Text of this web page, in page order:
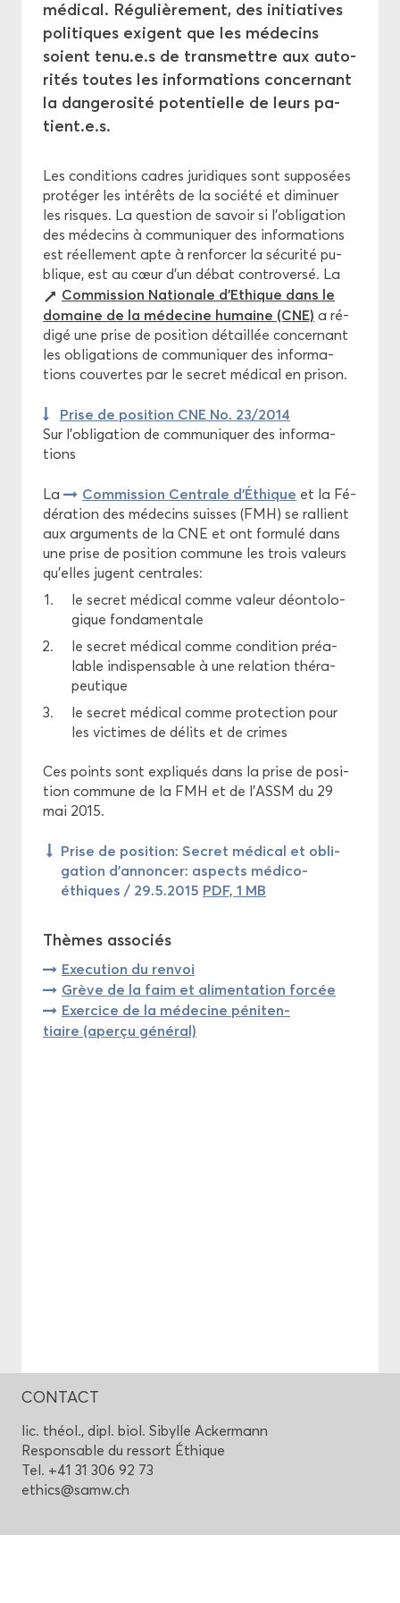
Di­rec­tives
Com­mis­sion Cen­trale d'Éthique
mé­di­cal. Ré­gu­liè­re­ment, des ini­tia­tives
po­li­tiques exigent que les mé­de­cins
soient tenu.e.s de trans­mettre aux au­to­
ri­tés toutes les in­for­ma­tions concer­nant
la dan­ge­ro­si­té po­ten­tielle de leurs pa­
tient.e.s.
Les condi­tions cadres ju­ri­diques sont sup­po­sées
pro­té­ger les in­té­rêts de la so­cié­té et di­mi­nuer
les risques. La ques­tion de sa­voir si l'obli­ga­tion
des mé­de­cins à com­mu­ni­quer des in­for­ma­tions
est réel­le­ment apte à ren­for­cer la sé­cu­ri­té pu­
blique, est au cœur d'un débat contro­ver­sé. La
Com­mis­sion Na­tio­nale d'Ethique dans le
do­maine de la mé­de­cine hu­maine (CNE) a ré­
di­gé une prise de po­si­tion dé­taillée concer­nant
les obli­ga­tions de com­mu­ni­quer des in­for­ma­
tions cou­vertes par le se­cret mé­di­cal en pri­son.
Prise de po­si­tion CNE No. 23/2014
Sur l’obli­ga­tion de com­mu­ni­quer des in­for­ma­
tions
La Com­mis­sion Cen­trale d'Éthique et la Fé­
dé­ra­tion des mé­de­cins suisses (FMH) se ral­lient
aux ar­gu­ments de la CNE et ont for­mu­lé dans
une prise de po­si­tion com­mune les trois va­leurs
qu'elles jugent cen­trales:
le se­cret mé­di­cal comme va­leur dé­on­to­lo­
gique fon­da­men­tale
le se­cret mé­di­cal comme condi­tion préa­
lable in­dis­pen­sable à une re­la­tion thé­ra­
peu­tique
le se­cret mé­di­cal comme pro­tec­tion pour
les vic­times de dé­lits et de crimes
Ces points sont ex­pli­qués dans la prise de po­si­
tion com­mune de la FMH et de l'ASSM du 29
mai 2015.
Prise de po­si­tion: Se­cret mé­di­cal et obli­
ga­tion d’an­non­cer: as­pects médico-​
éthiques / 29.5.2015 PDF, 1 MB
Thèmes as­so­ciés
Exe­cu­tion du ren­voi
Grève de la faim et ali­men­ta­tion for­cée
Exer­cice de la mé­de­cine pé­ni­ten­
tiaire (aper­çu gé­né­ral)
CONTACT
lic. théol., dipl. biol. Si­bylle Acker­mann
Res­pon­sable du res­sort Éthique
Tel. +41 31 306 92 73
ethics@samw.ch